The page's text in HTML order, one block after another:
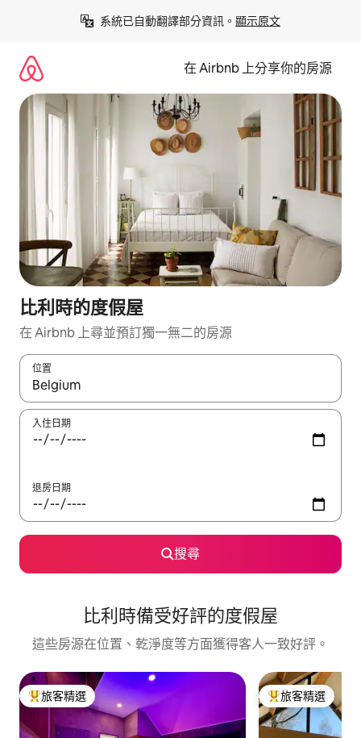
系統已自動翻譯部分資訊。 顯示原文
在 Airbnb 上分享你的房源
比利時的度假屋
在 Airbnb 上尋並預訂獨一無二的房源
位置
如有搜尋結果，瀏覽內容時請使用上下箭頭，或輕點、滑動裝置。
入住日期
退房日期
搜尋
比利時備受好評的度假屋
這些房源在位置、乾淨度等方面獲得客人一致好評。
旅客精選榜首
旅客精選 旅客精選榜首
旅客精選